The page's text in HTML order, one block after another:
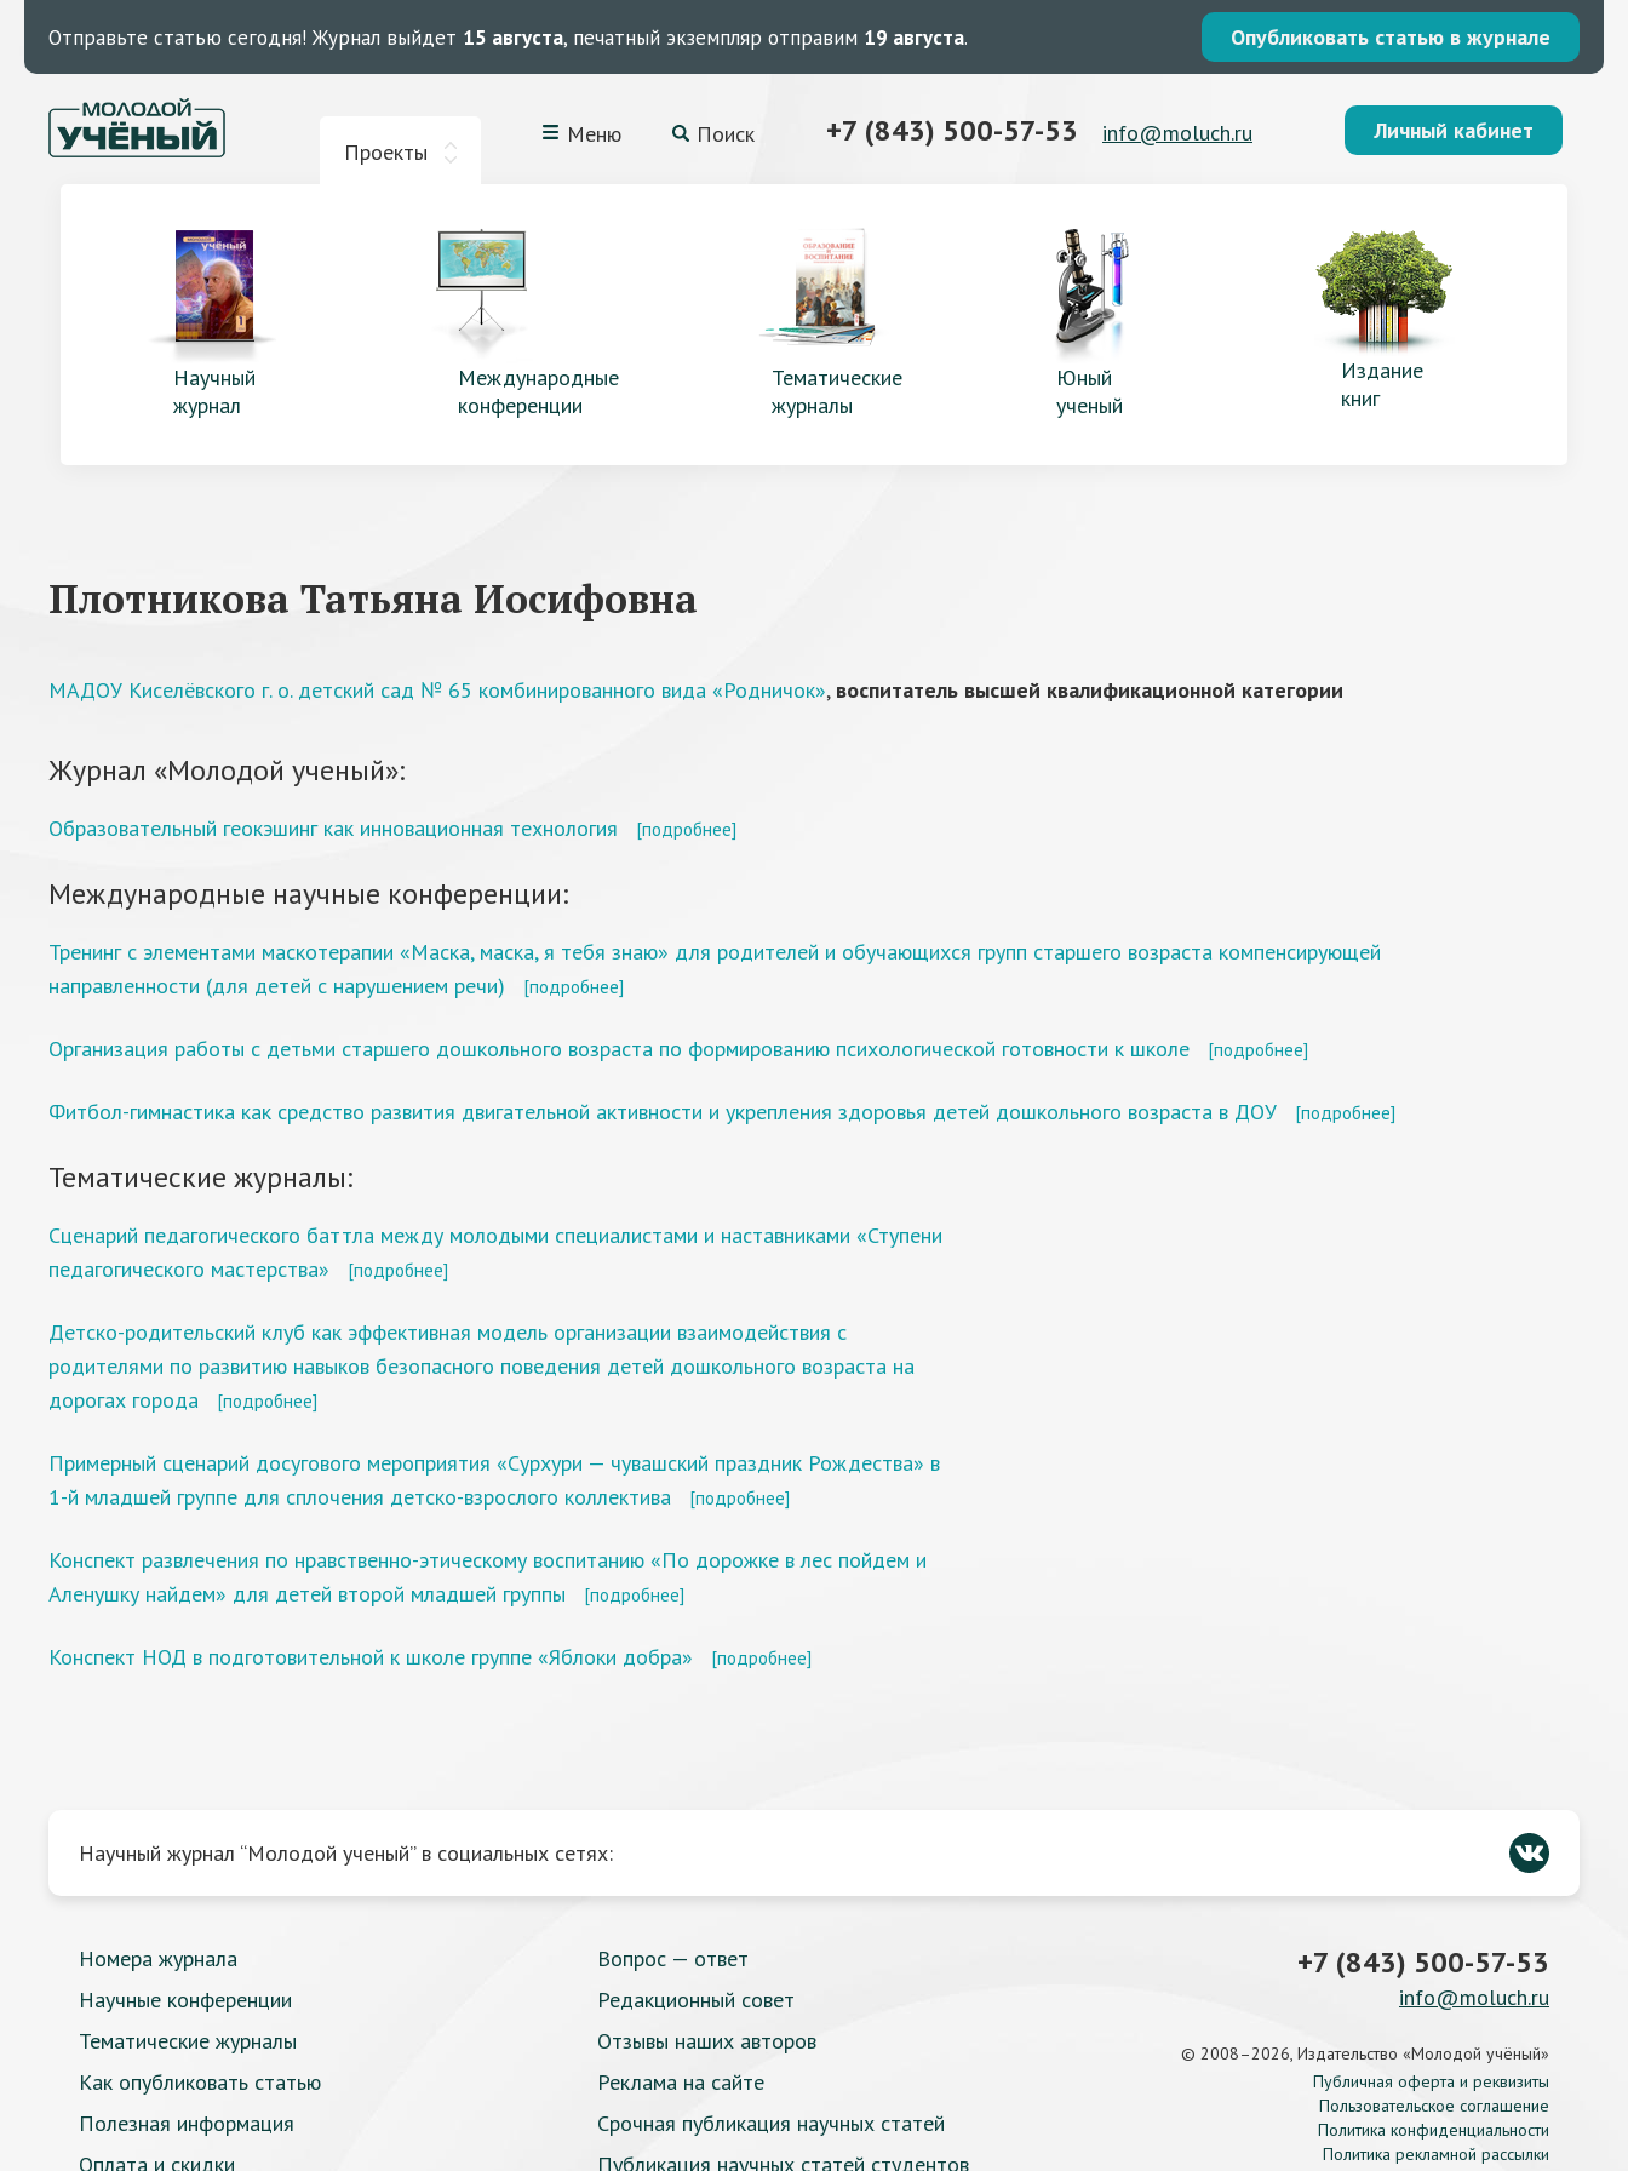
Отправьте статью сегодня! Журнал выйдет 15 августа, печатный экземпляр отправим 19 августа. Опубликовать статью в журнале
Проекты
Меню Поиск +7 (843) 500-57-53 info@moluch.ru Личный кабинет
Научный
журнал
Международные
конференции
Тематические
журналы
Юный
ученый
Издание
книг
Плотникова Татьяна Иосифовна
МАДОУ Киселёвского г. о. детский сад № 65 комбинированного вида «Родничок», воспитатель высшей квалификационной категории
Журнал «Молодой ученый»:
Образовательный геокэшинг как инновационная технология [подробнее]
Международные научные конференции:
Тренинг с элементами маскотерапии «Маска, маска, я тебя знаю» для родителей и обучающихся групп старшего возраста компенсирующей
направленности (для детей с нарушением речи)
[подробнее]
Организация работы с детьми старшего дошкольного возраста по формированию психологической готовности к школе [подробнее]
Фитбол-гимнастика как средство развития двигательной активности и укрепления здоровья детей дошкольного возраста в ДОУ [подробнее]
Тематические журналы:
Сценарий педагогического баттла между молодыми специалистами и наставниками «Ступени
педагогического мастерства»
[подробнее]
Детско-родительский клуб как эффективная модель организации взаимодействия с
родителями по развитию навыков безопасного поведения детей дошкольного возраста на
дорогах города
[подробнее]
Примерный сценарий досугового мероприятия «Сурхури — чувашский праздник Рождества» в
1-й младшей группе для сплочения детско-взрослого коллектива
[подробнее]
Конспект развлечения по нравственно-этическому воспитанию «По дорожке в лес пойдем и
Аленушку найдем» для детей второй младшей группы
[подробнее]
Конспект НОД в подготовительной к школе группе «Яблоки добра» [подробнее]
Научный журнал “Молодой ученый” в социальных сетях:
Номера журнала
Научные конференции
Тематические журналы
Как опубликовать статью
Полезная информация
Оплата и скидки
Вопрос — ответ
Редакционный совет
Отзывы наших авторов
Реклама на сайте
Срочная публикация научных статей
Публикация научных статей студентов
+7 (843) 500-57-53
info@moluch.ru
© 2008–2026, Издательство «Молодой учёный»
Публичная оферта и реквизиты
Пользовательское соглашение
Политика конфиденциальности
Политика рекламной рассылки